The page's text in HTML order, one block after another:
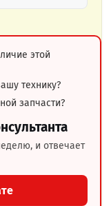
этой
технику?
запчасти?
и отвечает